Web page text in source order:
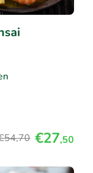
,70 €27,50